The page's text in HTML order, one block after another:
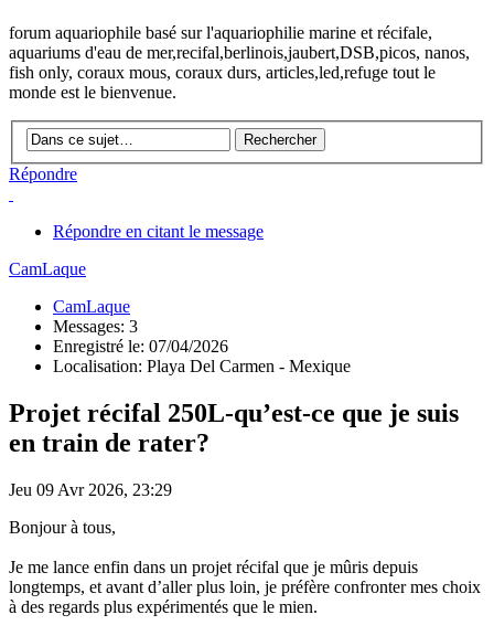
forum aquariophile basé sur l'aquariophilie marine et récifale,
aquariums d'eau de mer,recifal,berlinois,jaubert,DSB,picos, nanos,
fish only, coraux mous, coraux durs, articles,led,refuge tout le
monde est le bienvenue.
Répondre
Répondre en citant le message
CamLaque
CamLaque
Messages: 3
Enregistré le: 07/04/2026
Localisation: Playa Del Carmen - Mexique
Projet récifal 250L-qu’est-ce que je suis
en train de rater?
Jeu 09 Avr 2026, 23:29
Bonjour à tous,
Je me lance enfin dans un projet récifal que je mûris depuis
longtemps, et avant d’aller plus loin, je préfère confronter mes choix
à des regards plus expérimentés que le mien.